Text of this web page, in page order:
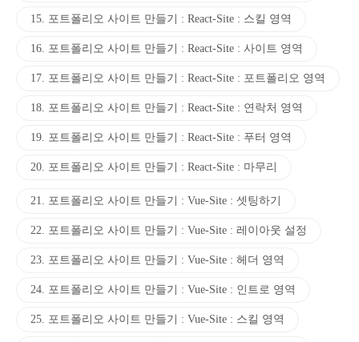
15. 포트폴리오 사이트 만들기 : React-Site : 스킬 영역
16. 포트폴리오 사이트 만들기 : React-Site : 사이트 영역
17. 포트폴리오 사이트 만들기 : React-Site : 포트폴리오 영역
18. 포트폴리오 사이트 만들기 : React-Site : 연락처 영역
19. 포트폴리오 사이트 만들기 : React-Site : 푸터 영역
20. 포트폴리오 사이트 만들기 : React-Site : 마무리
21. 포트폴리오 사이트 만들기 : Vue-Site : 셋팅하기
22. 포트폴리오 사이트 만들기 : Vue-Site : 레이아웃 설정
23. 포트폴리오 사이트 만들기 : Vue-Site : 헤더 영역
24. 포트폴리오 사이트 만들기 : Vue-Site : 인트로 영역
25. 포트폴리오 사이트 만들기 : Vue-Site : 스킬 영역